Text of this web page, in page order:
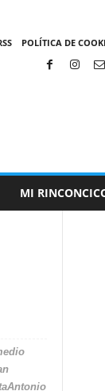
POLÍTICA DE
MI